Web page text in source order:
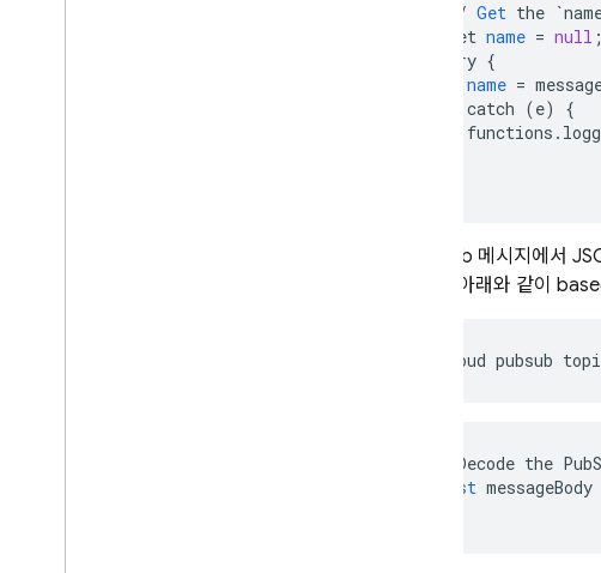
// Get the
let name = null ;
try {
name =
catch (e)
{
functions .
Pub/Sub 메시지에서
으려면 아래와 같이
Decode the
const messageBody